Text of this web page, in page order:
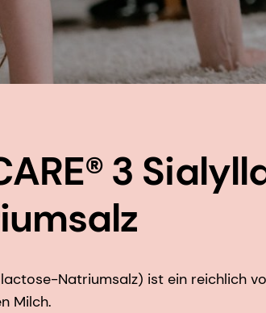
3
Natriumsalz) ist ein reichlich
Milch.